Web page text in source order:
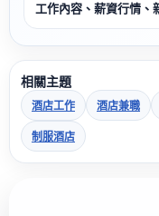
工作內容、薪資行情、
相關主題
酒店工作 酒店兼職
制服酒店